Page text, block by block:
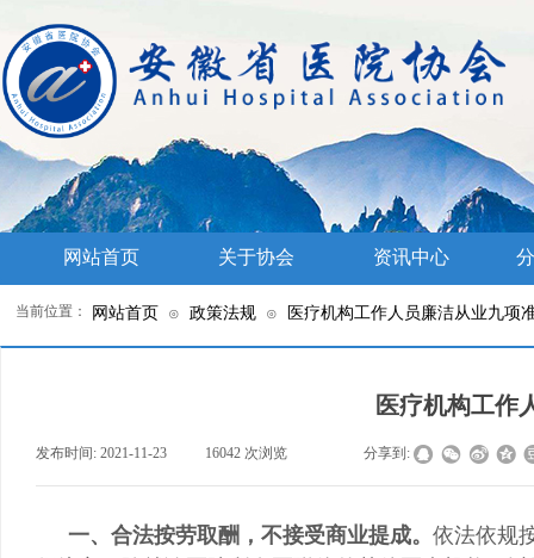
网站首页 关于协会 资讯中心
网站首页 ⊙ 政策法规 ⊙ 医疗机构工作人员廉洁从业九项
当前位置：
医疗机构工作
发布时间: 2021-11-23 16042 次浏览 分享到:
一、合法按劳取酬，不接受商业提成。 依法依规